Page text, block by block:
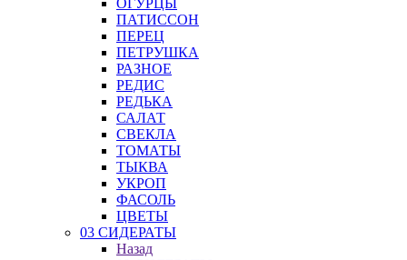
ОГУРЦЫ
ПАТИССОН
ПЕРЕЦ
ПЕТРУШКА
РАЗНОЕ
РЕДИС
РЕДЬКА
САЛАТ
СВЕКЛА
ТОМАТЫ
ТЫКВА
УКРОП
ФАСОЛЬ
ЦВЕТЫ
03 СИДЕРАТЫ
Назад